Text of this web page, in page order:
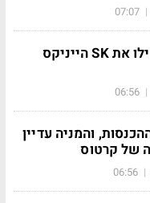
|
07:07
11 מניות בלבד הפילו את SK הייניקס
|
06:56
והמניה עדיין
|
06:56